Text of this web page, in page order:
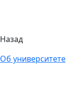
Назад
Об университете